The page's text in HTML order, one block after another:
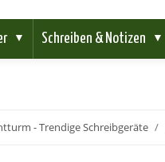
▼ Schreiben & Notizen ▼
- Trendige Schreibgeräte